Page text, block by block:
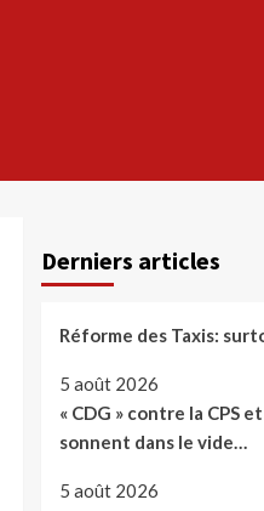
Derniers articles
Réforme des Taxis:
5 août 2026
« CDG » contre la CPS
sonnent dans le vide…
5 août 2026